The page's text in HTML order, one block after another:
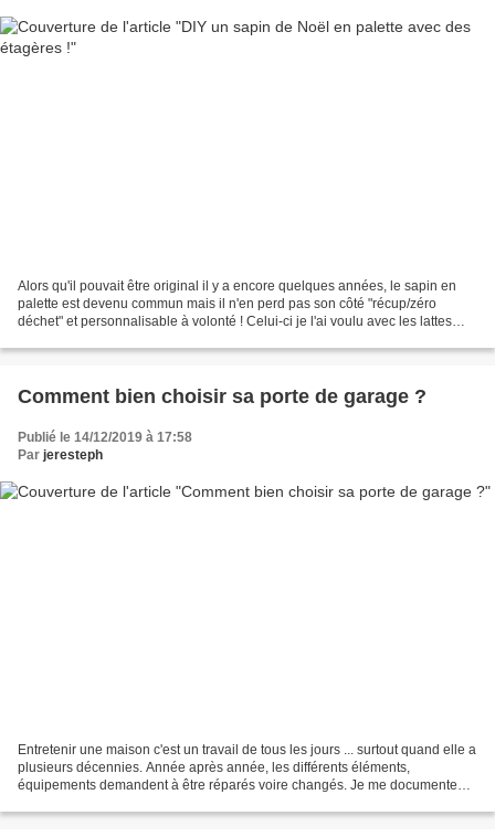
Alors qu'il pouvait être original il y a encore quelques années, le sapin en
palette est devenu commun mais il n'en perd pas son côté "récup/zéro
déchet" et personnalisable à volonté ! Celui-ci je l'ai voulu avec les lattes
Comment bien choisir sa porte de garage ?
Publié le 14/12/2019 à 17:58
Par jeresteph
Entretenir une maison c'est un travail de tous les jours ... surtout quand elle a
plusieurs décennies. Année après année, les différents éléments,
équipements demandent à être réparés voire changés. Je me documente